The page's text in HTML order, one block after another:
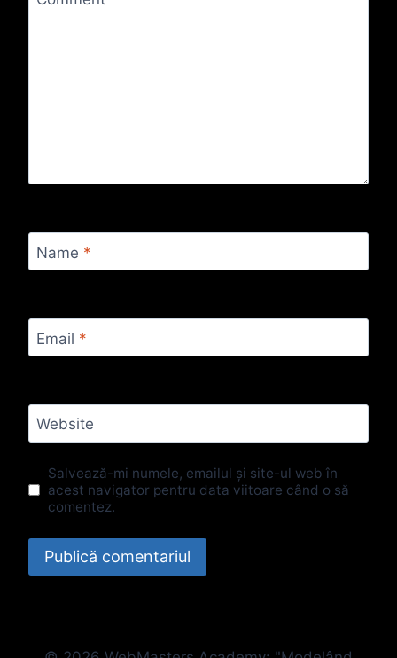
Name *
Email *
Website
Salvează-mi numele, emailul și site-ul web în
acest navigator pentru data viitoare când o să
comentez.